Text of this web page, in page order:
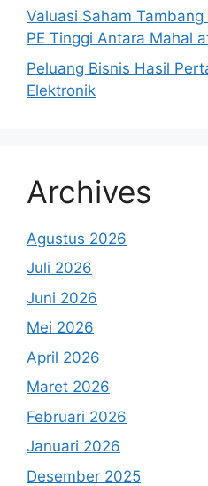
Valuasi Saham
PE Tinggi Antara Mahal
Peluang Bisnis Hasil
Elektronik
Archives
Agustus 2026
Juli 2026
Juni 2026
Mei 2026
April 2026
Maret 2026
Februari 2026
Januari 2026
Desember 2025